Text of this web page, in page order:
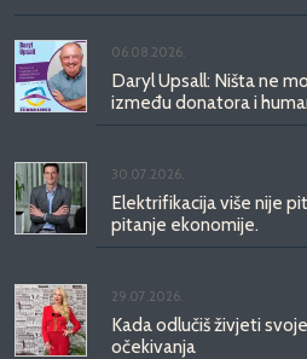
06.08.2026.
Daryl Upsall: Ništa ne
između donatora i
30.07.2026.
Elektrifikacija više nije
pitanje ekonomije.
29.07.2026.
Kada odlučiš živjeti
očekivanja